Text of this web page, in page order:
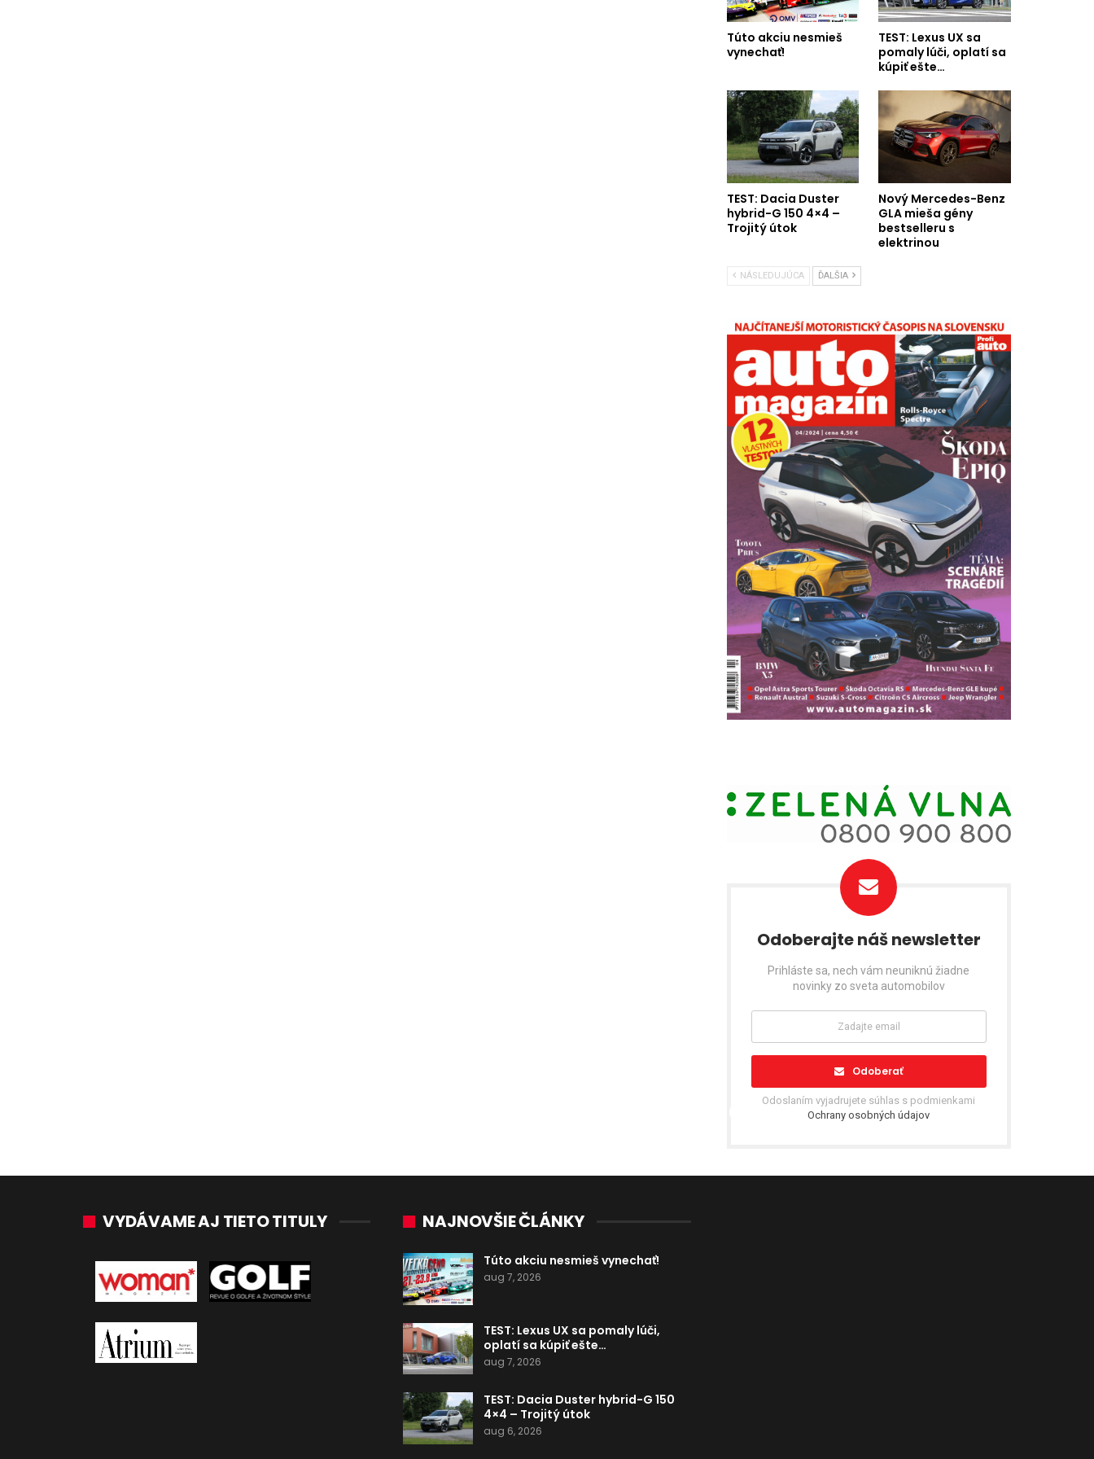
Túto akciu nesmieš
vynechať!
TEST: Lexus UX sa
pomaly lúči, oplatí sa
kúpiť ešte…
TEST: Dacia Duster
hybrid-G 150 4×4 –
Trojitý útok
Nový Mercedes-Benz
GLA mieša gény
bestselleru s
elektrinou
NÁSLEDUJÚCA ĎALŠIA
Odoberajte náš newsletter
Prihláste sa, nech vám neuniknú žiadne
novinky zo sveta automobilov
Odoberať
Odoslaním vyjadrujete súhlas s podmienkami
Ochrany osobných údajov
VYDÁVAME AJ TIETO TITULY NAJNOVŠIE ČLÁNKY
Túto akciu nesmieš vynechať!
aug 7, 2026
TEST: Lexus UX sa pomaly lúči,
oplatí sa kúpiť ešte…
aug 7, 2026
TEST: Dacia Duster hybrid-G 150
4×4 – Trojitý útok
aug 6, 2026